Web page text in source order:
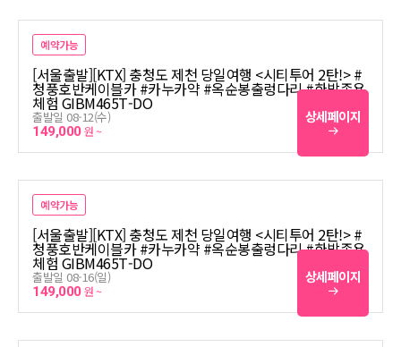
예약가능
[서울출발][KTX] 충청도 제천 당일여행 <시티투어 2탄!> #
청풍호반케이블카 #카누카약 #옥순봉출렁다리 #한방족욕
체험 GIBM465T-DO
출발일 08-12(수)
149,000원 ~
상세페이지
예약가능
[서울출발][KTX] 충청도 제천 당일여행 <시티투어 2탄!> #
청풍호반케이블카 #카누카약 #옥순봉출렁다리 #한방족욕
체험 GIBM465T-DO
출발일 08-16(일)
149,000원 ~
상세페이지